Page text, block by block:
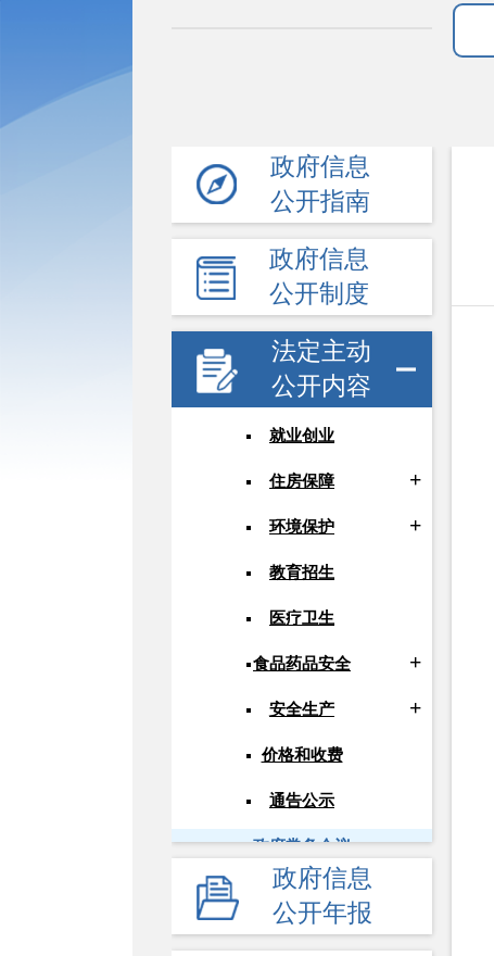
政府信息
公开指南
政府信息
公开制度
法定主动
公开内容
就业创业
住房保障
环境保护
教育招生
医疗卫生
食品药品安全
安全生产
价格和收费
通告公示
政府常务会议
人事信息
应急管理
政府信息
公开年报